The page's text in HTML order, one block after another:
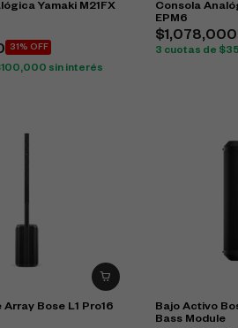
Yamaki M21FX
31% OFF
100,000 sin interés
Consola
EPM6
$1,078,000
3 cuotas de $
Bose L1 Pro16
Bajo Activo
Bass Module